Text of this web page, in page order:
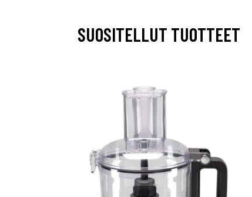
SUOSITELLUT TUOTTEET